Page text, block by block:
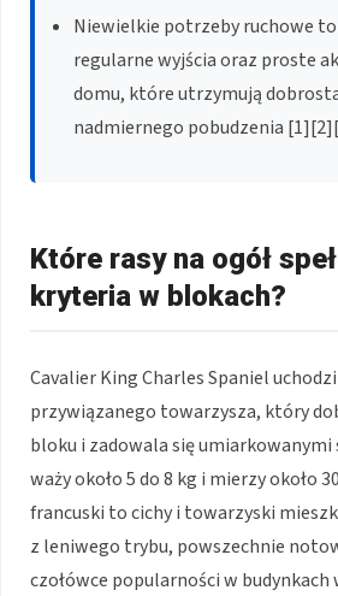
Niewielkie potrzeby ruchowe
regularne wyjścia oraz proste
domu, które utrzymują
nadmiernego pobudzenia
Które rasy na ogół
kryteria w blokach?
Cavalier King Charles Spaniel
przywiązanego towarzysza, który
bloku i zadowala się umiarkowanymi
waży około 5 do 8 kg i mierzy około
francuski to cichy i towarzyski
z leniwego trybu, powszechnie
czołówce popularności w